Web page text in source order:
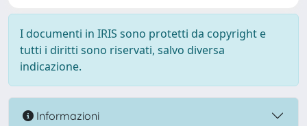
I documenti in IRIS sono protetti da copyright e
tutti i diritti sono riservati, salvo diversa
indicazione.
Informazioni